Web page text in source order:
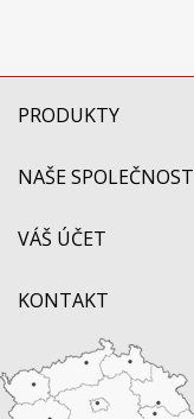
PRODUKTY
NAŠE SPOLEČNOST
VÁŠ ÚČET
KONTAKT